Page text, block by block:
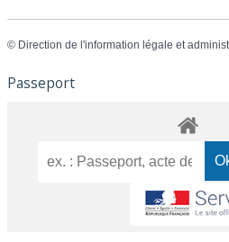
© Direction de l'information légale et
Passeport